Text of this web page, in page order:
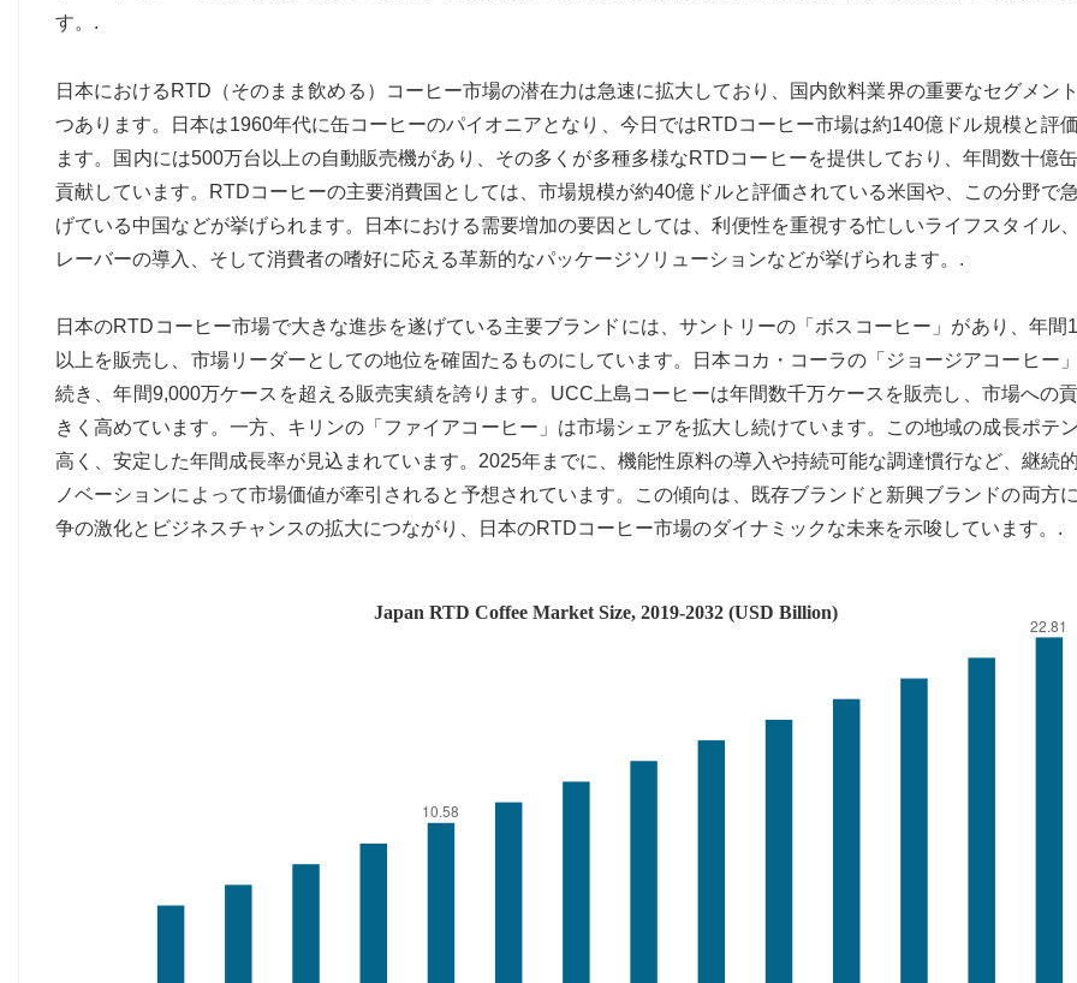
す。.
日本におけるRTD（そのまま飲める）コーヒー市場の潜在力は急速に拡大しており、国内飲料業界の重要なセグメン
つあります。日本は1960年代に缶コーヒーのパイオニアとなり、今日ではRTDコーヒー市場は約140億ドル規模と評
ます。国内には500万台以上の自動販売機があり、その多くが多種多様なRTDコーヒーを提供しており、年間数十億
貢献しています。RTDコーヒーの主要消費国としては、市場規模が約40億ドルと評価されている米国や、この分野で
げている中国などが挙げられます。日本における需要増加の要因としては、利便性を重視する忙しいライフスタイル
レーバーの導入、そして消費者の嗜好に応える革新的なパッケージソリューションなどが挙げられます。.
日本のRTDコーヒー市場で大きな進歩を遂げている主要ブランドには、サントリーの「ボスコーヒー」があり、年間
以上を販売し、市場リーダーとしての地位を確固たるものにしています。日本コカ・コーラの「ジョージアコーヒー
続き、年間9,000万ケースを超える販売実績を誇ります。UCC上島コーヒーは年間数千万ケースを販売し、市場への
きく高めています。一方、キリンの「ファイアコーヒー」は市場シェアを拡大​​し続けています。この地域の成長ポテ
高く、安定した年間成長率が見込まれています。2025年までに、機能性原料の導入や持続可能な調達慣行など、継続
ノベーションによって市場価値が牽引されると予想されています。この傾向は、既存ブランドと新興ブランドの両方
争の激化とビジネスチャンスの拡大につながり、日本のRTDコーヒー市場のダイナミックな未来を示唆しています。.